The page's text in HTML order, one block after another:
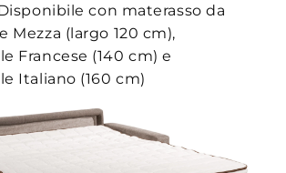
con materasso da
Mezza (largo 120 cm),
Francese (140 cm) e
Italiano (160 cm)